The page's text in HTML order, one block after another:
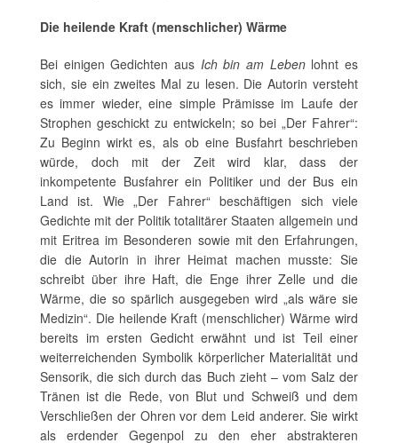
Die heilende Kraft (menschlicher) Wärme
Bei einigen Gedichten aus Ich bin am Lebenlohnt es
sich, sie ein zweites Mal zu lesen. Die Autorin versteht
es immer wieder, eine simple Prämisse im Laufe der
Strophen geschickt zu entwickeln; so bei „Der Fahrer“:
Zu Beginn wirkt es, als ob eine Busfahrt beschrieben
würde, doch mit der Zeit wird klar, dass der
inkompetente Busfahrer ein Politiker und der Bus ein
Land ist. Wie „Der Fahrer“ beschäftigen sich viele
Gedichte mit der Politik totalitärer Staaten allgemein und
mit Eritrea im Besonderen sowie mit den Erfahrungen,
die die Autorin in ihrer Heimat machen musste: Sie
schreibt über ihre Haft, die Enge ihrer Zelle und die
Wärme, die so spärlich ausgegeben wird „als wäre sie
Medizin“. Die heilende Kraft (menschlicher) Wärme wird
bereits im ersten Gedicht erwähnt und ist Teil einer
weiterreichenden Symbolik körperlicher Materialität und
Sensorik, die sich durch das Buch zieht – vom Salz der
Tränen ist die Rede, von Blut und Schweiß und dem
Verschließen der Ohren vor dem Leid anderer. Sie wirkt
als erdender Gegenpol zu den eher abstrakteren